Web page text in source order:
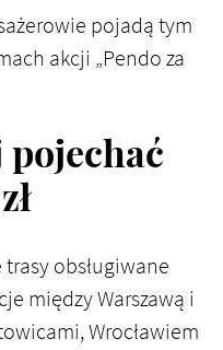
pojadą tym
akcji „Pendo za
obsługiwane
między Warszawą i
Wrocławiem